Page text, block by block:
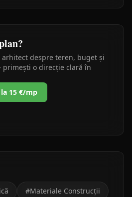
despre teren, buget și
o direcție clară în
15 €/mp
#Materiale Construcții